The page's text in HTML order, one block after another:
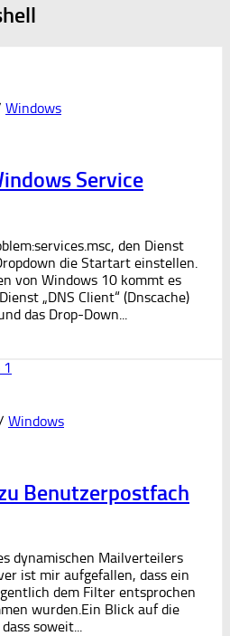
Windows
Service
den Dienst
die Startart einstellen.
von Windows 10 kommt es
„DNS Client“ (Dnscache)
das Drop-Down...
1
/ Windows
Benutzerpostfach
dynamischen Mailverteilers
ist mir aufgefallen, dass ein
dem Filter entsprochen
wurden.Ein Blick auf die
soweit...